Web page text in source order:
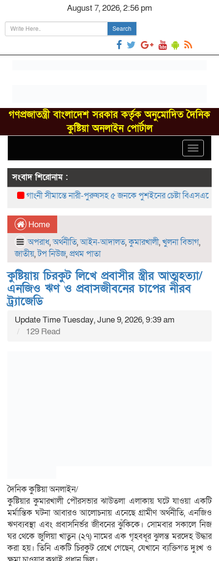
August 7, 2026, 2:56 pm
Search
গণপ্রজাতন্ত্রী বাংলাদেশ সরকার কর্তৃক অনুমোদিত দৈনিক
কুষ্টিয়া অনলাইন পোর্টাল
Toggle
সংবাদ শিরোনাম :
গাংনী সীমান্তে নারী-পুরুষসহ ৫ জনকে পুশইনের চেষ্টা বিএসএফের,
Home
অপরাধ,অর্থনীতি,আইন-আদালত,কুমারখালী,খুলনা বিভাগ,
জাতীয়,টপ নিউজ,প্রথম পাতা
কুষ্টিয়ায় চিরকুট লিখে প্রবাসীর স্ত্রীর আত্মহত্যা/
এনজিও ঋণ ও প্রবাসজীবনের চাপের নীরব
ট্র্যাজেডি
Update Time Tuesday, June 9, 2026, 9:39 am
129 Read
দৈনিক কুষ্টিয়া অনলাইন/
কুষ্টিয়ার কুমারখালী পৌরসভার ঝাউতলা এলাকায় ঘটে যাওয়া একটি
মর্মান্তিক ঘটনা আবারও আলোচনায় এনেছে গ্রামীণ অর্থনীতি, এনজিও
ঋণব্যবস্থা এবং প্রবাসনির্ভর জীবনের ঝুঁকিকে। সোমবার সকালে নিজ
ঘর থেকে জুলিয়া খাতুন (২৭) নামের এক গৃহবধূর ঝুলন্ত মরদেহ উদ্ধার
করা হয়। তিনি একটি চিরকুট রেখে গেছেন, যেখানে ব্যক্তিগত দুঃখ ও